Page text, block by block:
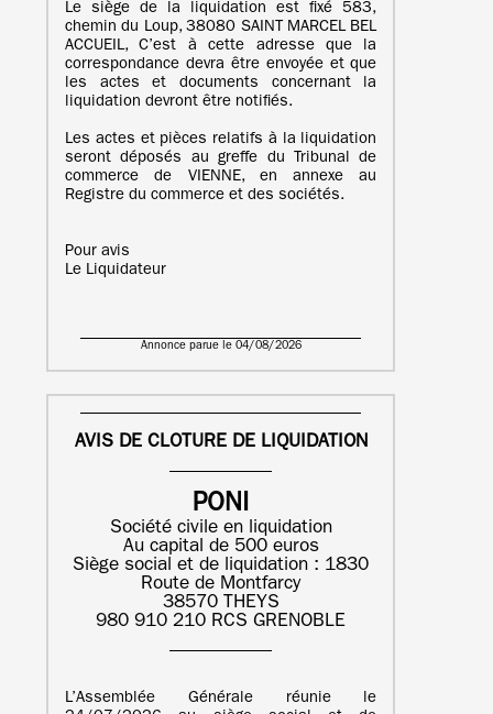
Le siège de la liquidation est fixé 583,
chemin du Loup, 38080 SAINT MARCEL BEL
ACCUEIL, C’est à cette adresse que la
correspondance devra être envoyée et que
les actes et documents concernant la
liquidation devront être notifiés.
Les actes et pièces relatifs à la liquidation
seront déposés au greffe du Tribunal de
commerce de VIENNE, en annexe au
Registre du commerce et des sociétés.
Pour avis
Le Liquidateur
Annonce parue le 04/08/2026
AVIS DE CLOTURE DE LIQUIDATION
PONI
Société civile en liquidation
Au capital de 500 euros
Siège social et de liquidation : 1830
Route de Montfarcy
38570 THEYS
980 910 210 RCS GRENOBLE
L’Assemblée Générale réunie le